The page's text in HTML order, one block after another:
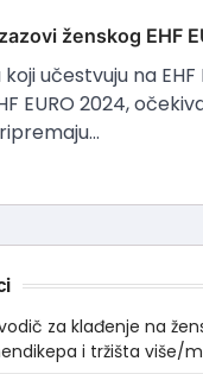
ženskog EHF
učestvuju na EHF
EURO 2024,
za klađenje na
i tržišta više/